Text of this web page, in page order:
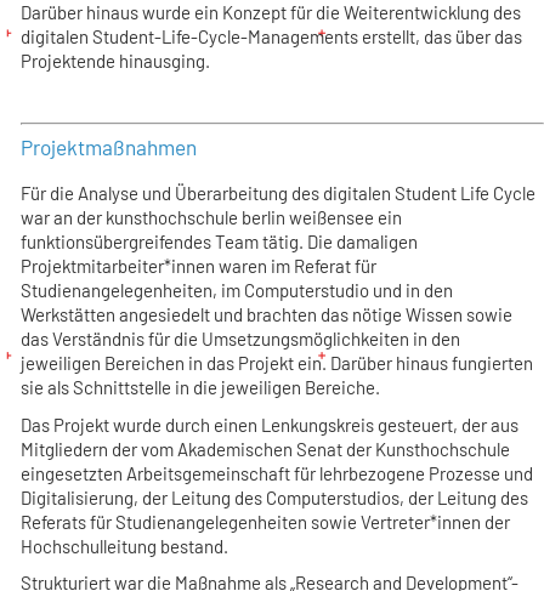
Darüber hinaus wurde ein Konzept für die Weiterentwicklung des
digitalen Student-Life-Cycle-Managements erstellt, das über das
Projektende hinausging.
Projektmaßnahmen
Für die Analyse und Überarbeitung des digitalen Student Life Cycle
war an der kunsthochschule berlin weißensee ein
funktionsübergreifendes Team tätig. Die damaligen
Projektmitarbeiter*innen waren im Referat für
Studienangelegenheiten, im Computerstudio und in den
Werkstätten angesiedelt und brachten das nötige Wissen sowie
das Verständnis für die Umsetzungsmöglichkeiten in den
jeweiligen Bereichen in das Projekt ein. Darüber hinaus fungierten
sie als Schnittstelle in die jeweiligen Bereiche.
Das Projekt wurde durch einen Lenkungskreis gesteuert, der aus
Mitgliedern der vom Akademischen Senat der Kunsthochschule
eingesetzten Arbeitsgemeinschaft für lehrbezogene Prozesse und
Digitalisierung, der Leitung des Computerstudios, der Leitung des
Referats für Studienangelegenheiten sowie Vertreter*innen der
Hochschulleitung bestand.
Strukturiert war die Maßnahme als „Research and Development“-